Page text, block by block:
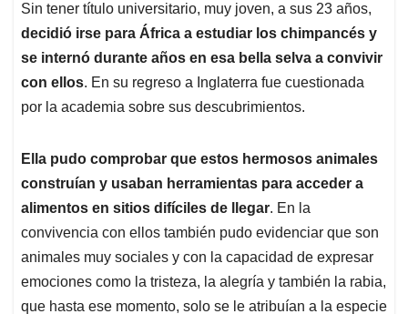
Sin tener título universitario, muy joven, a sus 23 años,
decidió irse para África a estudiar los chimpancés y
se internó durante años en esa bella selva a convivir
con ellos. En su regreso a Inglaterra fue cuestionada
por la academia sobre sus descubrimientos.
Ella pudo comprobar que estos hermosos animales
construían y usaban herramientas para acceder a
alimentos en sitios difíciles de llegar. En la
convivencia con ellos también pudo evidenciar que son
animales muy sociales y con la capacidad de expresar
emociones como la tristeza, la alegría y también la rabia,
que hasta ese momento, solo se le atribuían a la especie